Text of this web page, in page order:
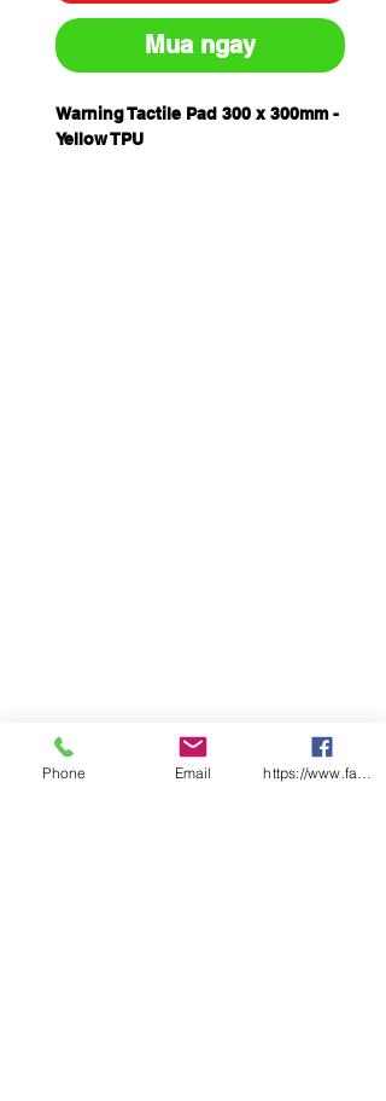
Mua ngay
Warning Tactile Pad 300 x 300mm -
Yellow TPU
Phone Email